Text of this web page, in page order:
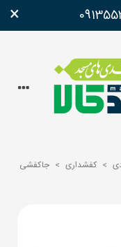
×
> کفشداری > جاکفشی